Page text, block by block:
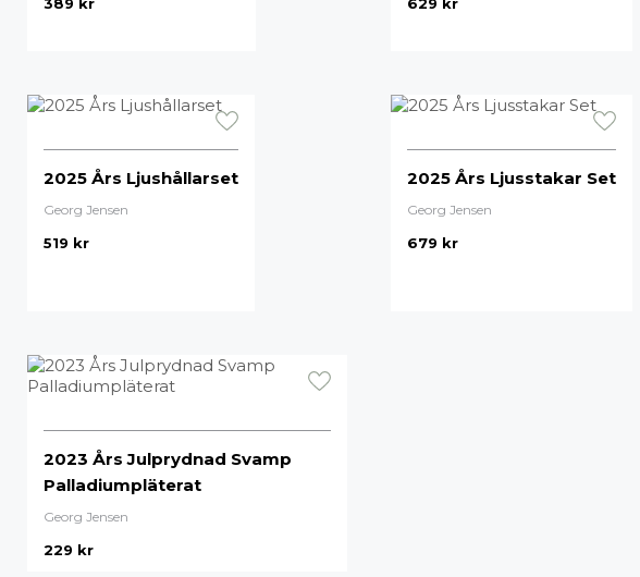
2025 Års Ljushållarset
Georg Jensen
519 kr
2025 Års Ljusstakar Set
Georg Jensen
679 kr
2023 Års Julprydnad Svamp
Palladiumpläterat
Georg Jensen
229 kr